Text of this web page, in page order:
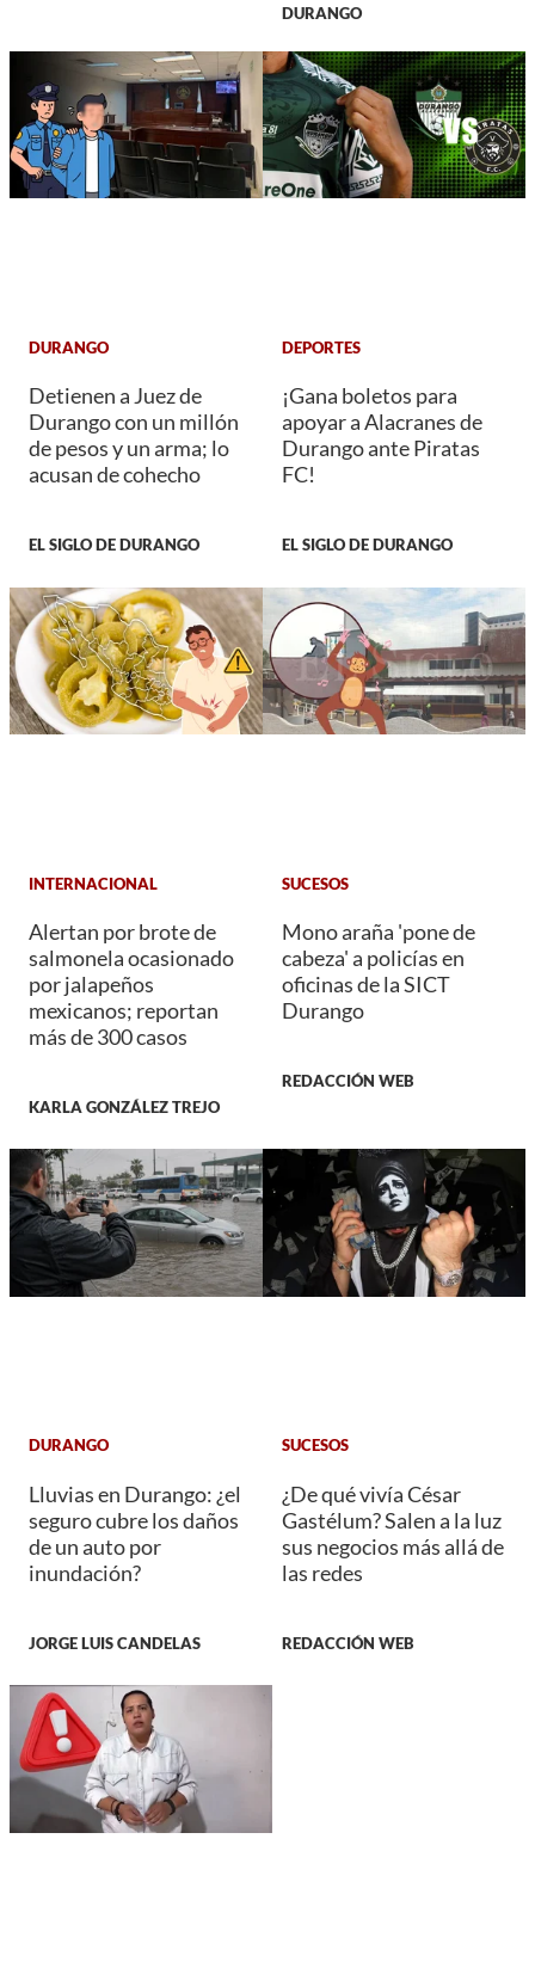
DURANGO
DURANGO
Detienen a Juez de
Durango con un millón
de pesos y un arma; lo
acusan de cohecho
EL SIGLO DE DURANGO
DEPORTES
¡Gana boletos para
apoyar a Alacranes de
Durango ante Piratas
FC!
EL SIGLO DE DURANGO
INTERNACIONAL
Alertan por brote de
salmonela ocasionado
por jalapeños
mexicanos; reportan
más de 300 casos
KARLA GONZÁLEZ TREJO
SUCESOS
Mono araña 'pone de
cabeza' a policías en
oficinas de la SICT
Durango
REDACCIÓN WEB
DURANGO
Lluvias en Durango: ¿el
seguro cubre los daños
de un auto por
inundación?
JORGE LUIS CANDELAS
SUCESOS
¿De qué vivía César
Gastélum? Salen a la luz
sus negocios más allá de
las redes
REDACCIÓN WEB